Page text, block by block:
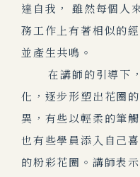
達自我， 雖然每個人
務工作上有著相似的
並產生共鳴。
在講師的引導下
化，逐步形塑出花圈
異，有些以輕柔的筆
也有些學員添入自己
的粉彩花圈。講師表